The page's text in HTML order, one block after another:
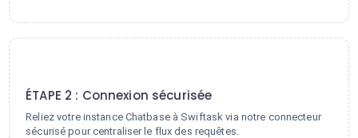
ÉTAPE 2 : Connexion sécurisée
Reliez votre instance Chatbase à Swiftask via notre connecteur
sécurisé pour centraliser le flux des requêtes.